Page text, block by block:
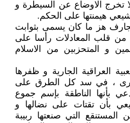
تخرج الاوضاع عن السیطرة و
هیمنتها علی الحکم.
هز ما کان یسمی بثوابت
من قلب المعادلات رأسا علی
و المتحزبین من الاسلام
العراقیة الجاریة و ظفرها
، في سد کل الطرق علی
بأنها الناطقة بإسم جموع
بأن تقتات علی نضالها و
المستنقع التي صنعتها ربیبة